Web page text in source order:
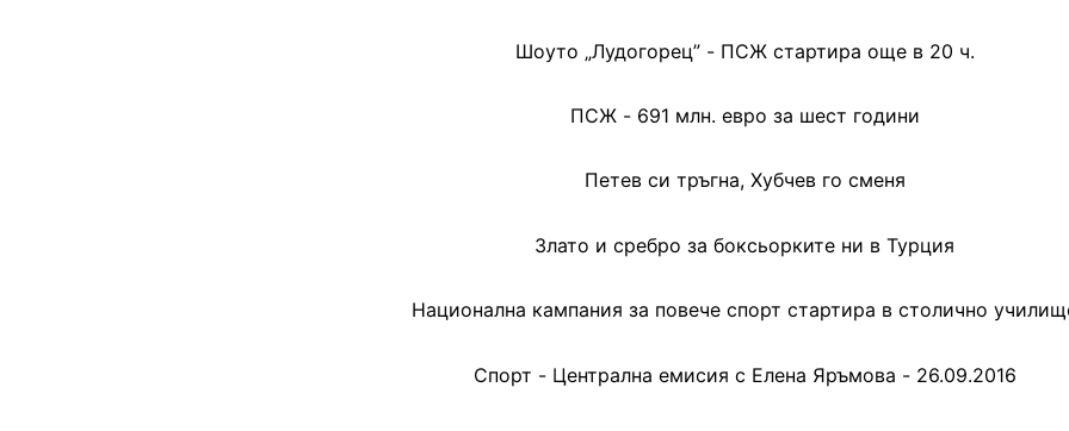
Шоуто „Лудогорец” - ПСЖ стартира още в 20 ч.
ПСЖ - 691 млн. евро за шест години
Петев си тръгна, Хубчев го сменя
Злато и сребро за боксьорките ни в Турция
Национална кампания за повече спорт стартира в столично
Спорт - Централна емисия с Елена Яръмова - 26.09.2016